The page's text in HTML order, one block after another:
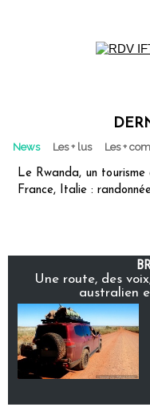
News Les + lus Les +
Le Rwanda, un
France, Italie :
Une route, des
australien